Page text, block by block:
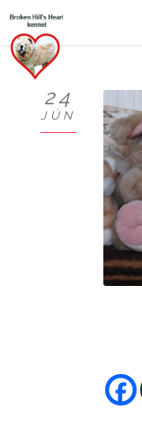
BEMUTATKOZÁS
24
JÚN